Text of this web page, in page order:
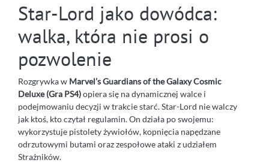
Star-Lord jako dowódca:
walka, która nie prosi o
pozwolenie
Rozgrywka w Marvel’s Guardians of the Galaxy Cosmic
Deluxe (Gra PS4)opiera się na dynamicznej walce i
podejmowaniu decyzji w trakcie starć. Star-Lord nie walczy
jak ktoś, kto czytał regulamin. On działa po swojemu:
wykorzystuje pistolety żywiołów, kopnięcia napędzane
odrzutowymi butami oraz zespołowe ataki z udziałem
Strażników.